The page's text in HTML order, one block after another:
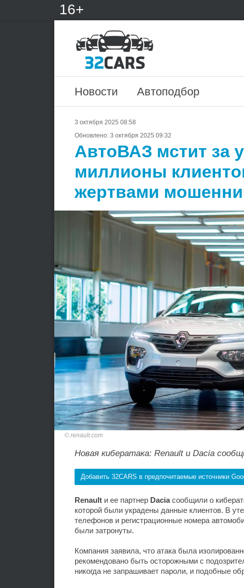
16+
Новости Автоподбор
3 октября 2025 08:58
Обновлено: 3 октября 2025 09:32
АвтоВАЗ мстит за
миллионы
жертвами
renault.com
Новая кибератака: Renault и Dacia
Добавить 32CARS в предпочитаемые источники
Renault и ее партнер Daciaсообщили о
которой были украдены данные клиентов. В
телефонов и регистрационные номера
были затронуты.
Компания заявила, что атака была
рекомендовано быть осторожными с
никогда не запрашивает пароли, и подобные